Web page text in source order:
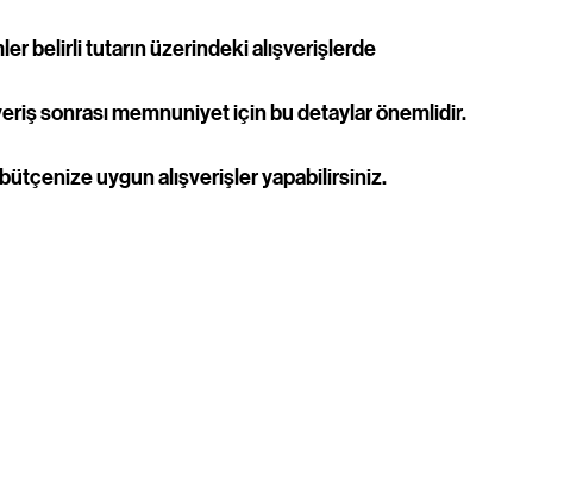
belirli tutarın üzerindeki alışverişlerde
sonrası memnuniyet için bu detaylar önemlidir.
uygun alışverişler yapabilirsiniz.